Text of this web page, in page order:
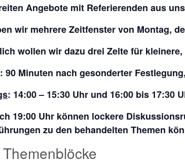
Angebote mit Referierenden aus
wir mehrere Zeitfenster von Montag,
wollen wir dazu drei Zelte für
: 90 Minuten nach gesonderter
: 14:00 – 15:30 Uhr und 16:00 bis 17:30
19:00 Uhr können lockere
zu den behandelten Themen